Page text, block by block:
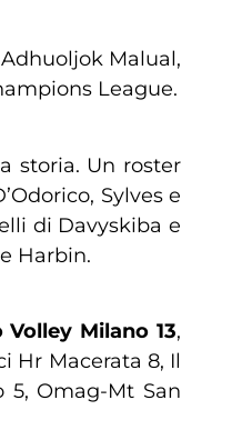
Malual,
League.
storia. Un roster
Sylves e
di Davyskiba e
Harbin.
Volley Milano 13,
Hr Macerata 8, Il
5, Omag-Mt San